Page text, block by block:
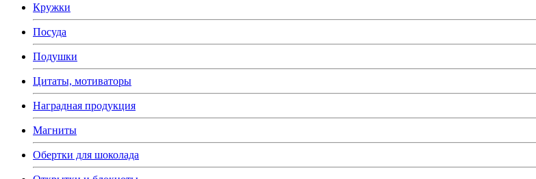
Кружки
Посуда
Подушки
Цитаты, мотиваторы
Наградная продукция
Магниты
Обертки для шоколада